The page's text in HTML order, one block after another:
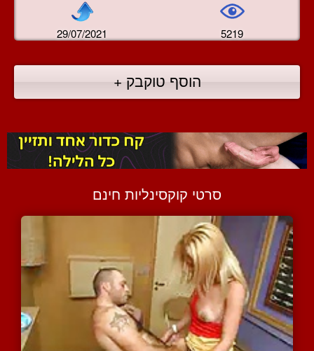
29/07/2021 5219
הוסף טוקבק +
סרטי קוקסינליות חינם